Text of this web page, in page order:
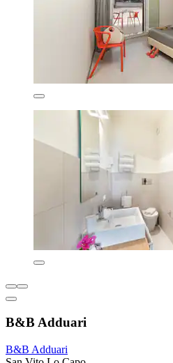
B&B Adduari
B&B Adduari